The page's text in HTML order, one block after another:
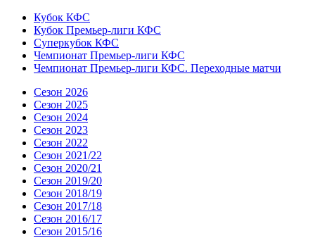
Кубок КФС
Кубок Премьер-лиги КФС
Суперкубок КФС
Чемпионат Премьер-лиги КФС
Чемпионат Премьер-лиги КФС. Переходные матчи
Сезон 2026
Сезон 2025
Сезон 2024
Сезон 2023
Сезон 2022
Сезон 2021/22
Сезон 2020/21
Сезон 2019/20
Сезон 2018/19
Сезон 2017/18
Сезон 2016/17
Сезон 2015/16